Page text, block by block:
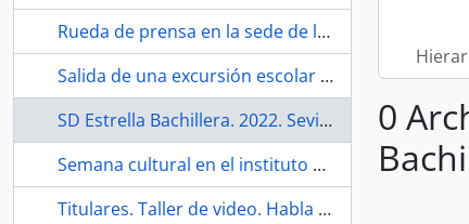
Rueda de prensa en la sede de la Asociación Pro Derechos Humanos de Andalucía (APDHA), en relación al juicio de Pepeillo y la situación de los insumisos ante el nuevo código penal. 1994. Sevilla (España)
Salida de una excursión escolar del Colegio de infantil y primaria Hermanos Machado. 1981. Sevilla (España).
SD Estrella Bachillera. 2022. Sevilla (España).
Semana cultural en el instituto de bachillerato de la barriada Los Príncipes. Habla San Diego Television. 1990-12. Sevilla (España).
Titulares. Taller de video. Habla San Diego Television. 1990-12. Sevilla (España).
0